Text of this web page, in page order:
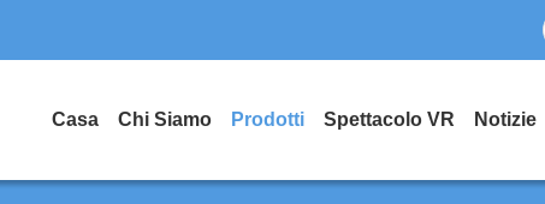
Casa Chi Siamo Prodotti Spettacolo VR Notizie